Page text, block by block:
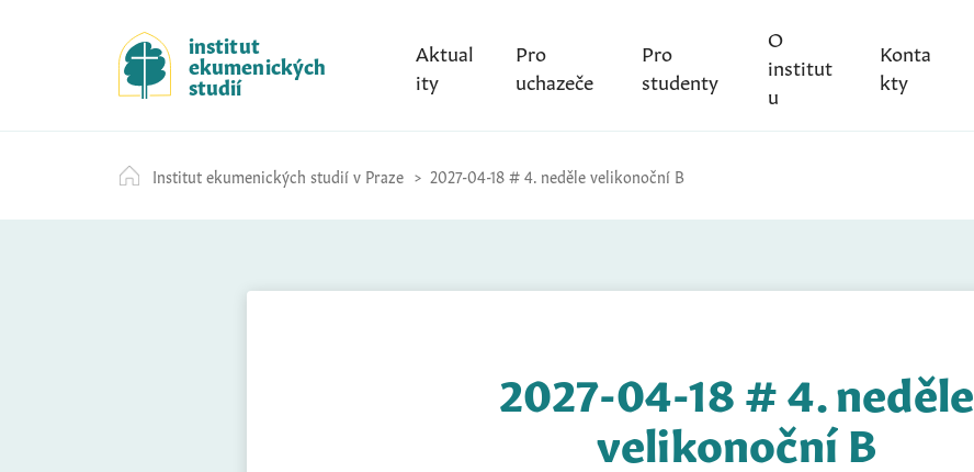
k
i
p
t
c
o
institut
ekumenických
studií
Aktual
ity
Pro
uchazeče
Pro
studenty
O
institut
u
Konta
kty
Institut ekumenických studií v Praze 2027-04-18 # 4. neděle velikonoční B
2027-04-18 # 4. neděle
velikonoční B